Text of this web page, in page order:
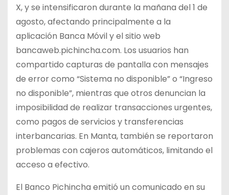
X, y se intensificaron durante la mañana del 1 de
agosto, afectando principalmente a la
aplicación Banca Móvil y el sitio web
bancaweb.pichincha.com. Los usuarios han
compartido capturas de pantalla con mensajes
de error como “Sistema no disponible” o “Ingreso
no disponible”, mientras que otros denuncian la
imposibilidad de realizar transacciones urgentes,
como pagos de servicios y transferencias
interbancarias. En Manta, también se reportaron
problemas con cajeros automáticos, limitando el
acceso a efectivo.
El Banco Pichincha emitió un comunicado en su